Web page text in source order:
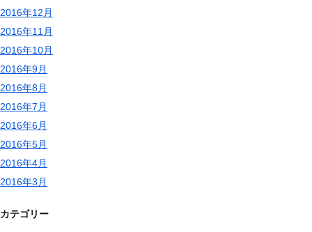
2016年12月
2016年11月
2016年10月
2016年9月
2016年8月
2016年7月
2016年6月
2016年5月
2016年4月
2016年3月
カテゴリー